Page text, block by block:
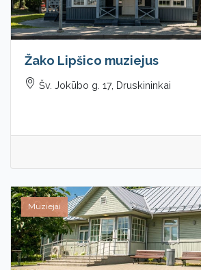
Žako Lipšico muziejus
Šv. Jokūbo g. 17, Druskininkai
Muziejai